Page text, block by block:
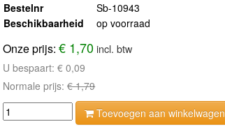
Bestelnr
Sb-10943
Beschikbaarheid
op voorraad
Onze prijs:€ 1,70 incl. btw
U bespaart:€ 0,09
Normale prijs:€ 1,79
Toevoegen aan winkelwagen